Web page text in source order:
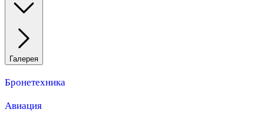
Галерея
Бронетехника
Авиация